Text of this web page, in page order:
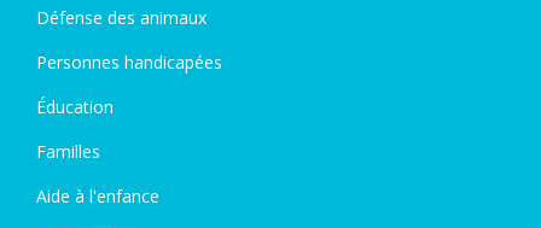
Défense des animaux
Personnes handicapées
Éducation
Familles
Aide à l'enfance